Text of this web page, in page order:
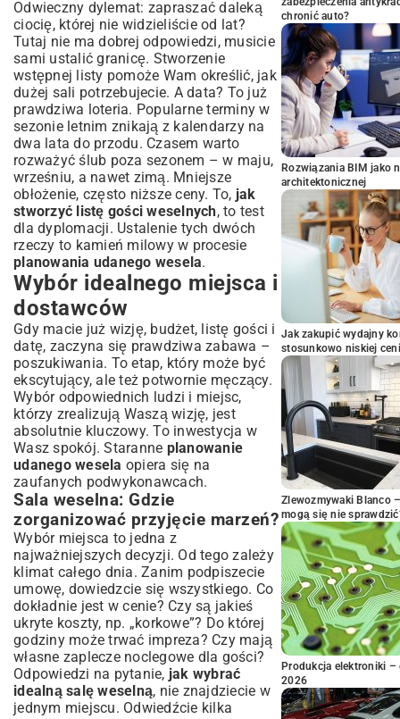
Odwieczny dylemat: zapraszać daleką
ciocię, której nie widzieliście od lat?
Tutaj nie ma dobrej odpowiedzi, musicie
sami ustalić granicę. Stworzenie
wstępnej listy pomoże Wam określić, jak
dużej sali potrzebujecie. A data? To już
prawdziwa loteria. Popularne terminy w
sezonie letnim znikają z kalendarzy na
dwa lata do przodu. Czasem warto
rozważyć ślub poza sezonem – w maju,
wrześniu, a nawet zimą. Mniejsze
obłożenie, często niższe ceny. To, jak
stworzyć listę gości weselnych, to test
dla dyplomacji. Ustalenie tych dwóch
rzeczy to kamień milowy w procesie
planowania udanego wesela.
Wybór idealnego miejsca i
dostawców
Gdy macie już wizję, budżet, listę gości i
datę, zaczyna się prawdziwa zabawa –
poszukiwania. To etap, który może być
ekscytujący, ale też potwornie męczący.
Wybór odpowiednich ludzi i miejsc,
którzy zrealizują Waszą wizję, jest
absolutnie kluczowy. To inwestycja w
Wasz spokój. Staranne planowanie
udanego wesela opiera się na
zaufanych podwykonawcach.
Sala weselna: Gdzie
zorganizować przyjęcie marzeń?
Wybór miejsca to jedna z
najważniejszych decyzji. Od tego zależy
klimat całego dnia. Zanim podpiszecie
umowę, dowiedzcie się wszystkiego. Co
dokładnie jest w cenie? Czy są jakieś
ukryte koszty, np. „korkowe”? Do której
godziny może trwać impreza? Czy mają
własne zaplecze noclegowe dla gości?
Odpowiedzi na pytanie, jak wybrać
idealną salę weselną, nie znajdziecie w
jednym miejscu. Odwiedźcie kilka
chronić auto?
Rozwiązania BIM jako
architektonicznej
Jak zakupić wydajny
stosunkowo niskiej
Zlewozmywaki Blanco
mogą się nie
Produkcja elektroniki –
2026